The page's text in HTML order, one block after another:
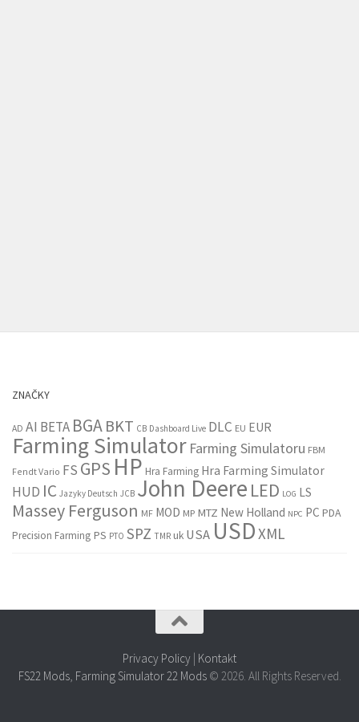
ZNAČKY
AD AI BETA BGABKT CB Dashboard Live DLC EU EUR
Farming Simulator Farming Simulatoru FBM
Fendt Vario FS GPS HP Hra Farming Hra Farming Simulator
HUD IC Jazyky Deutsch JCB John Deere LED LOG LS
Massey Ferguson MF MOD MP MTZ New Holland NPC PC PDA
Precision Farming PS PTO SPZ TMR uk USA USDXML
Privacy Policy | Kontakt
FS22 Mods, Farming Simulator 22 Mods© 2026. All Rights Reserved.